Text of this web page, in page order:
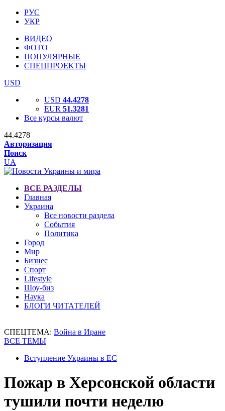
РУС
УКР
ВИДЕО
ФОТО
ПОПУЛЯРНЫЕ
СПЕЦПРОЕКТЫ
USD
USD 44.4278
EUR 51.3281
Все курсы валют
44.4278
Авторизация
Поиск
UA
ВСЕ РАЗДЕЛЫ
Главная
Украина
Все новости раздела
События
Политика
Город
Мир
Бизнес
Спорт
Lifestyle
Шоу-биз
Наука
БЛОГИ ЧИТАТЕЛЕЙ
СПЕЦТЕМА: Война в Иране
ВСЕ ТЕМЫ
Вступление Украины в ЕС
Пожар в Херсонской области
тушили почти неделю